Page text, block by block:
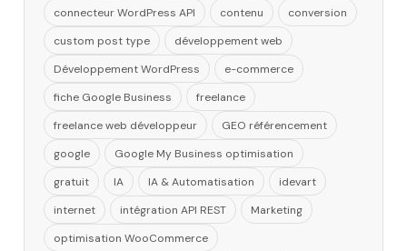
connecteur WordPress API
contenu
conversion
custom post type
développement web
Développement WordPress
e-commerce
fiche Google Business
freelance
freelance web développeur
GEO référencement
google
Google My Business optimisation
gratuit
IA IA & Automatisation
idevart
internet
intégration API REST
Marketing
optimisation WooCommerce